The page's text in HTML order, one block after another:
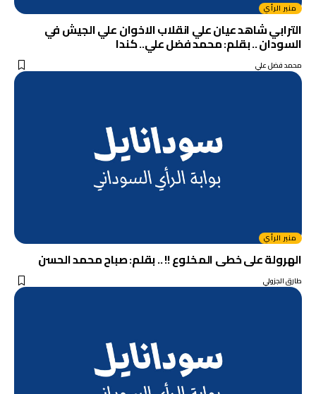
منبر الرأي
الترابي شاهد عيان علي انقلاب الاخوان علي الجيش في
السودان .. بقلم: محمد فضل علي.. كندا
محمد فضل علي
منبر الرأي
الهرولة على خطى المخلوع !! .. بقلم: صباح محمد الحسن
طارق الجزولي